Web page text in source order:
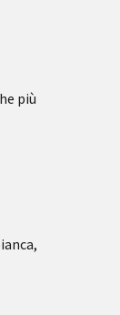
più